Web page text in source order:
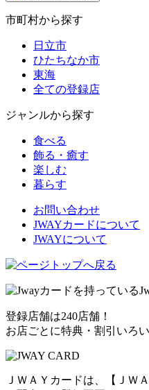
市町村から探す
日立市
ひたちなか市
東海
全ての登録店
ジャンルから探す
食べる
飾る・癒す
楽しむ
暮らす
お問い合わせ
JWAYカードについて
JWAYについて
登録店舗は240店舗！
お店ごとに特典・割引いろい
ＪＷＡＹカードは、【ＪＷ